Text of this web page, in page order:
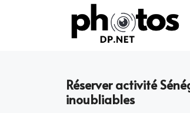
Réserver activité
inoubliables